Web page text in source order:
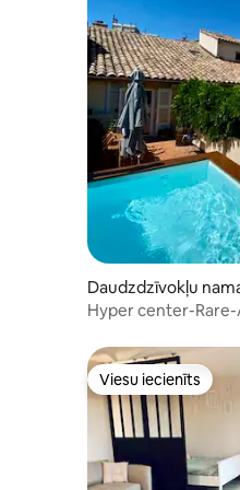
Daudzdzīvokļu
s
Hyper center-
Viesu iecienīts
Viesu iecienīts